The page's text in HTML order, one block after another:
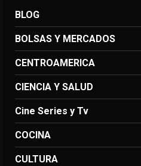
BLOG
BOLSAS Y MERCADOS
CENTROAMERICA
CIENCIA Y SALUD
Cine Series y Tv
COCINA
CULTURA